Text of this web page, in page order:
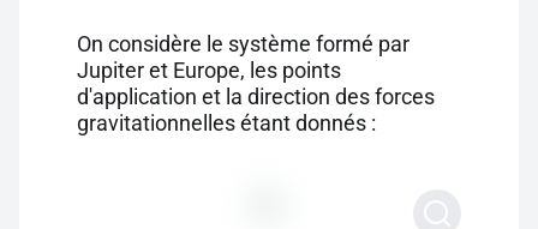
On considère le système formé par
Jupiter et Europe, les points
d'application et la direction des forces
gravitationnelles étant donnés :